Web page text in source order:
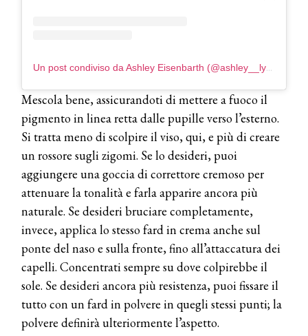
Un post condiviso da Ashley Eisenbarth (@ashley__lynnneis)
Mescola bene, assicurandoti di mettere a fuoco il
pigmento in linea retta dalle pupille verso l’esterno.
Si tratta meno di scolpire il viso, qui, e più di creare
un rossore sugli zigomi. Se lo desideri, puoi
aggiungere una goccia di correttore cremoso per
attenuare la tonalità e farla apparire ancora più
naturale. Se desideri bruciare completamente,
invece, applica lo stesso fard in crema anche sul
ponte del naso e sulla fronte, fino all’attaccatura dei
capelli. Concentrati sempre su dove colpirebbe il
sole. Se desideri ancora più resistenza, puoi fissare il
tutto con un fard in polvere in quegli stessi punti; la
polvere definirà ulteriormente l’aspetto.